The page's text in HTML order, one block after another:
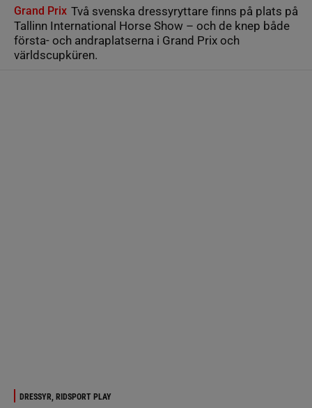
Grand Prix Två svenska dressyryttare finns på plats på
Tallinn International Horse Show – och de knep både
första- och andraplatserna i Grand Prix och
världscupküren.
DRESSYR, RIDSPORT PLAY